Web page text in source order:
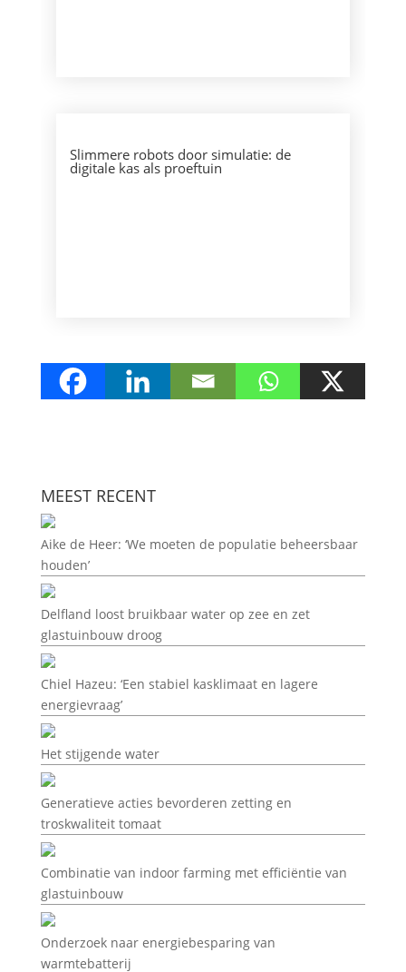
Slimmere robots door simulatie: de
digitale kas als proeftuin
MEEST RECENT
Aike de Heer: ‘We moeten de populatie beheersbaar
houden’
Delfland loost bruikbaar water op zee en zet
glastuinbouw droog
Chiel Hazeu: ‘Een stabiel kasklimaat en lagere
energievraag’
Het stijgende water
Generatieve acties bevorderen zetting en
troskwaliteit tomaat
Combinatie van indoor farming met efficiëntie van
glastuinbouw
Onderzoek naar energiebesparing van
warmtebatterij